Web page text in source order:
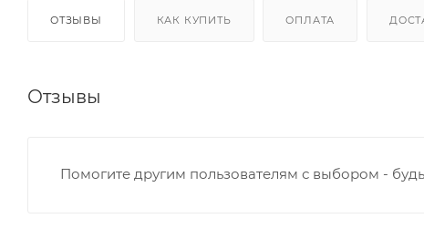
ОТЗЫВЫ КАК КУПИТЬ ОПЛАТА
Отзывы
Помогите другим пользователям с выбором -